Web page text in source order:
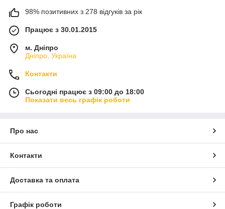
98% позитивних з 278 відгуків за рік
Працює з 30.01.2015
м. Дніпро
Дніпро, Україна
Контакти
Сьогодні працює з 09:00 до 18:00
Показати весь графік роботи
Про нас
Контакти
Доставка та оплата
Графік роботи